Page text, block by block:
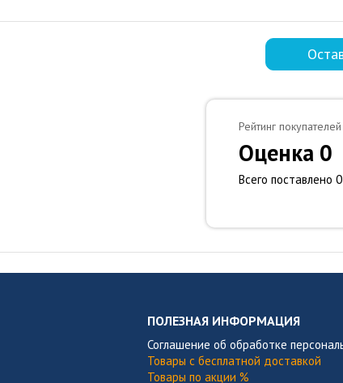
Рейтинг покупателей
Оценка 0
Всего поставлено
ПОЛЕЗНАЯ ИНФОРМАЦИЯ
Соглашение об обработке
Товары с бесплатной доставкой
Товары по акции %